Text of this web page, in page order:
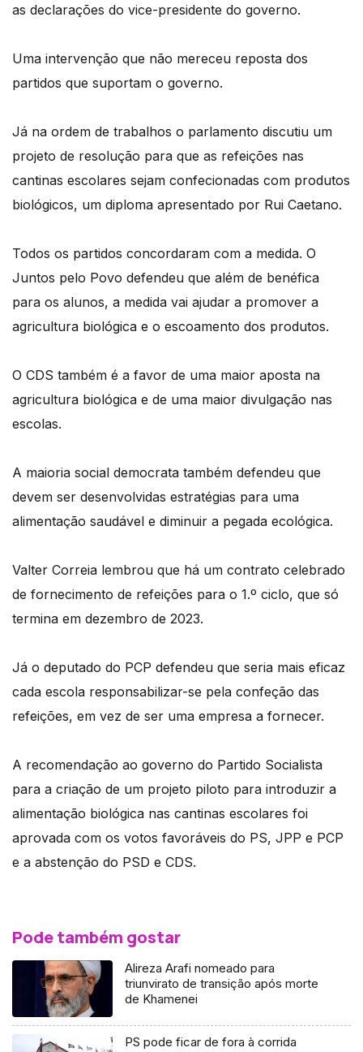
as declarações do vice-presidente do governo.
Uma intervenção que não mereceu reposta dos
partidos que suportam o governo.
Já na ordem de trabalhos o parlamento discutiu um
projeto de resolução para que as refeições nas
cantinas escolares sejam confecionadas com produtos
biológicos, um diploma apresentado por Rui Caetano.
Todos os partidos concordaram com a medida. O
Juntos pelo Povo defendeu que além de benéfica
para os alunos, a medida vai ajudar a promover a
agricultura biológica e o escoamento dos produtos.
O CDS também é a favor de uma maior aposta na
agricultura biológica e de uma maior divulgação nas
escolas.
A maioria social democrata também defendeu que
devem ser desenvolvidas estratégias para uma
alimentação saudável e diminuir a pegada ecológica.
Valter Correia lembrou que há um contrato celebrado
de fornecimento de refeições para o 1.º ciclo, que só
termina em dezembro de 2023.
Já o deputado do PCP defendeu que seria mais eficaz
cada escola responsabilizar-se pela confeção das
refeições, em vez de ser uma empresa a fornecer.
A recomendação ao governo do Partido Socialista
para a criação de um projeto piloto para introduzir a
alimentação biológica nas cantinas escolares foi
aprovada com os votos favoráveis do PS, JPP e PCP
e a abstenção do PSD e CDS.
Pode também gostar
Alireza Arafi nomeado para
triunvirato de transição após morte
de Khamenei
PS pode ficar de fora à corrida